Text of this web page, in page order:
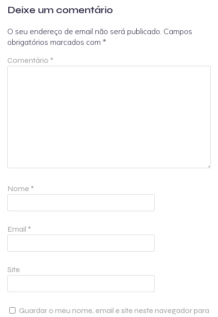
Deixe um comentário
O seu endereço de email não será publicado. Campos
obrigatórios marcados com *
Comentário *
Nome *
Email *
Site
Guardar o meu nome, email e site neste navegador para